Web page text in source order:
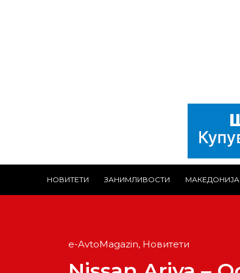
НОВИТЕТИ ЗАНИМЛИВОСТИ МАКЕДОНИЈА
e-AvtoMagazin, Новитети